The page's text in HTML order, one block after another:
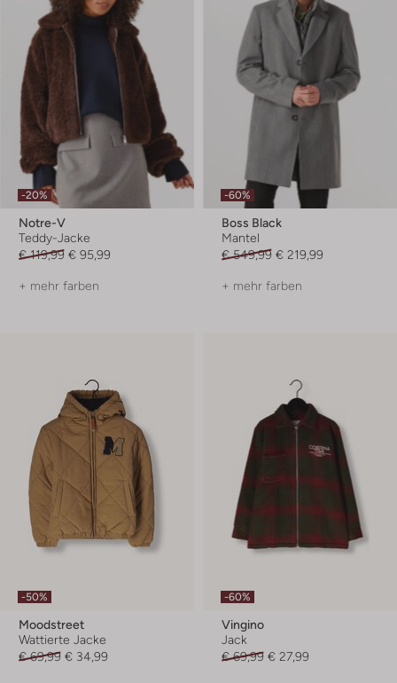
-20%
Notre-V
Teddy-Jacke
€ 119,99 € 95,99
+ mehr farben
-60%
Boss Black
Mantel
€ 549,99 € 219,99
+ mehr farben
-50%
Moodstreet
Wattierte Jacke
€ 69,99 € 34,99
-60%
Vingino
Jack
€ 69,99 € 27,99